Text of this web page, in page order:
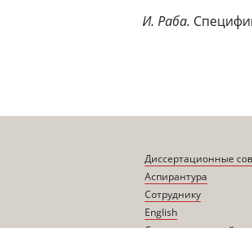
И. Раба.
Диссертационные
Аспирантура
Сотруднику
English